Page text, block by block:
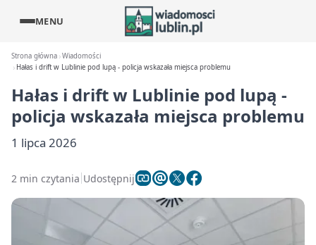
MENU
Strona główna Wiadomości
Hałas i drift w Lublinie pod lupą - policja wskazała miejsca problemu
Hałas i drift w Lublinie pod lupą -
policja wskazała miejsca problemu
1 lipca 2026
2 min czytania Udostępnij